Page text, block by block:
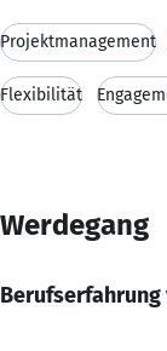
Projektmanagement
Flexibilität
Werdegang
Berufserfahrung